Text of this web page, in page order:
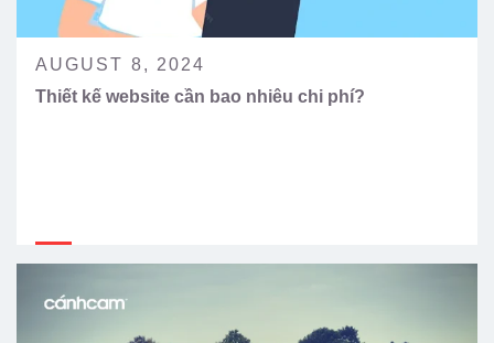
AUGUST 8, 2024
Thiết kế website cần bao nhiêu chi phí?